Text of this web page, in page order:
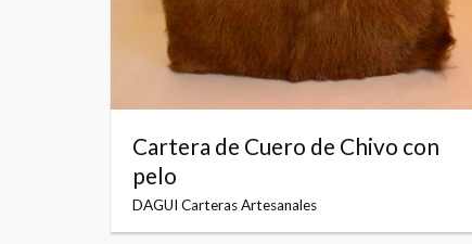
Cartera de Cuero de Chivo con
pelo
DAGUI Carteras Artesanales